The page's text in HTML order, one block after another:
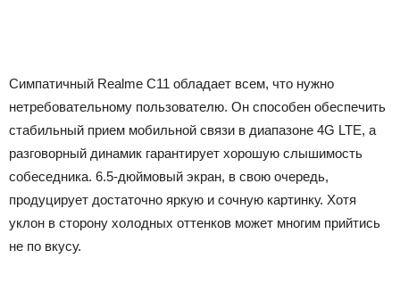
Симпатичный Realme C11 обладает всем, что нужно
нетребовательному пользователю. Он способен обеспечить
стабильный прием мобильной связи в диапазоне 4G LTE, а
разговорный динамик гарантирует хорошую слышимость
собеседника. 6.5-дюймовый экран, в свою очередь,
продуцирует достаточно яркую и сочную картинку. Хотя
уклон в сторону холодных оттенков может многим прийтись
не по вкусу.